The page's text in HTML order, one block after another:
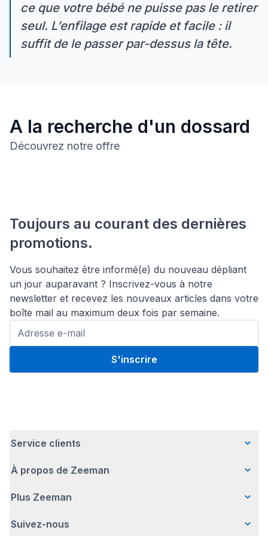
ce que votre bébé ne puisse pas le retirer
seul. L’enfilage est rapide et facile : il
suffit de le passer par-dessus la tête.
A la recherche d'un dossard
Découvrez notre offre
Toujours au courant des dernières
promotions.
Vous souhaitez être informé(e) du nouveau dépliant
un jour auparavant ? Inscrivez-vous à notre
newsletter et recevez les nouveaux articles dans votre
boîte mail au maximum deux fois par semaine.
S'inscrire
Service clients
Questions fréquentes
Livraison
Retour d'articles
À propos de Zeeman
Qui sommes-nous ?
Une entreprise responsable
Plus Zeeman
Communiqué de presse
Suivez-nous